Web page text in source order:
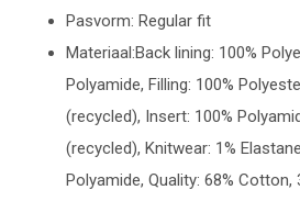
Pasvorm: Regular fit
Materiaal:Back lining: 100%
Polyamide, Filling: 100%
(recycled), Insert: 100%
(recycled), Knitwear: 1%
Polyamide, Quality: 68% Cotton,